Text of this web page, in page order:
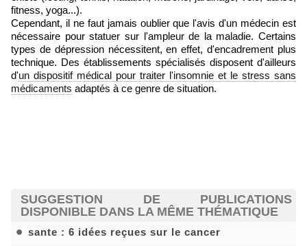
fitness, yoga...).
Cependant, il ne faut jamais oublier que l'avis d'un médecin est
nécessaire pour statuer sur l'ampleur de la maladie. Certains
types de dépression nécessitent, en effet, d'encadrement plus
technique. Des établissements spécialisés disposent d'ailleurs
d'un dispositif médical pour traiter l'insomnie et le stress sans
médicaments adaptés à ce genre de situation.
SUGGESTION DE PUBLICATIONS
DISPONIBLE DANS LA MÊME THÉMATIQUE
sante : 6 idées reçues sur le cancer